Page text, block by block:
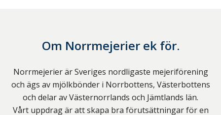
Om Norrmejerier ek för.
Norrmejerier är Sveriges nordligaste mejeriförening
och ägs av mjölkbönder i Norrbottens, Västerbottens
och delar av Västernorrlands och Jämtlands län.
Vårt uppdrag är att skapa bra förutsättningar för en